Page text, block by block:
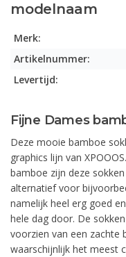
modelnaam
Merk:
Artikelnummer:
Levertijd:
Fijne Dames
Deze mooie bamboe
graphics lijn van
bamboe zijn deze
alternatief voor
namelijk heel erg goed
hele dag door. De
voorzien van een
waarschijnlijk het meest